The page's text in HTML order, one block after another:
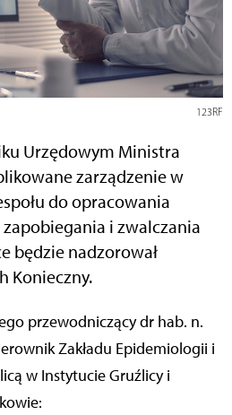
123RF
Urzędowym Ministra
zarządzenie w
do opracowania
i zwalczania
będzie nadzorował
Konieczny.
Zakładu Epidemiologii i
w Instytucie Gruźlicy i